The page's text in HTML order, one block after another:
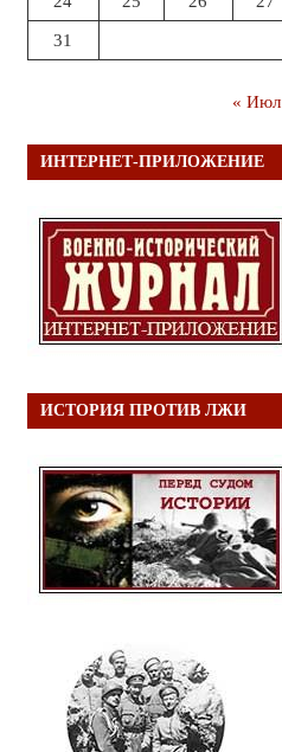
31
« Июл
ИНТЕРНЕТ-ПРИЛОЖЕНИЕ
ИСТОРИЯ ПРОТИВ ЛЖИ